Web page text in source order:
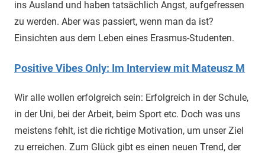
ins Ausland und haben tatsächlich Angst, aufgefressen
zu werden. Aber was passiert, wenn man da ist?
Einsichten aus dem Leben eines Erasmus-Studenten.
Positive Vibes Only: Im Interview mit Mateusz M
Wir alle wollen erfolgreich sein: Erfolgreich in der Schule,
in der Uni, bei der Arbeit, beim Sport etc. Doch was uns
meistens fehlt, ist die richtige Motivation, um unser Ziel
zu erreichen. Zum Glück gibt es einen neuen Trend, der